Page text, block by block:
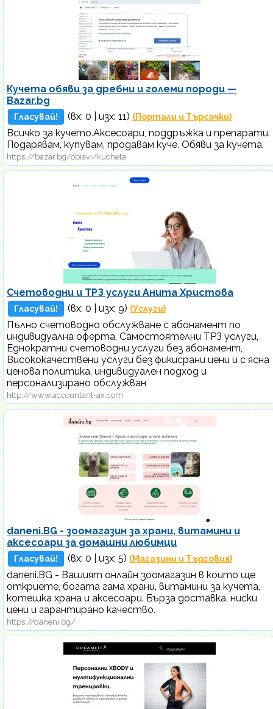
Кучета обяви за дребни и големи породи —
Bazar.bg
Гласувай! (вх: 0 | изх: 11) (Портали и Търсачки)
Всичко за кучето.Аксесоари, поддръжка и препарати.
Подарявам, купувам, продавам куче. Обяви за кучета.
https://bazar.bg/obiavi/kucheta
Счетоводни и ТРЗ услуги Анита Христова
Гласувай! (вх: 0 | изх: 9) (Услуги)
Пълно счетоводно обслужване с абонамент по
индивидуална оферта, Самостоятелни ТРЗ услуги,
Еднократни счетоводни услуги без абонамент,
Висококачествени услуги без фикисрани цени и с ясна
ценова политика, индивидуален подход и
персонализирано обслужван
http://www.accountant-ax.com
daneni.BG - зоомагазин за храни, витамини и
аксесоари за домашни любимци
Гласувай! (вх: 0 | изх: 5) (Магазини и Търговия)
daneni.BG - Вашият онлайн зоомагазин в които ще
откриете, богата гама храни, витамини за кучета,
котешка храна и аксесоари. Бърза доставка, ниски
цени и гарантирано качество.
https://daneni.bg/